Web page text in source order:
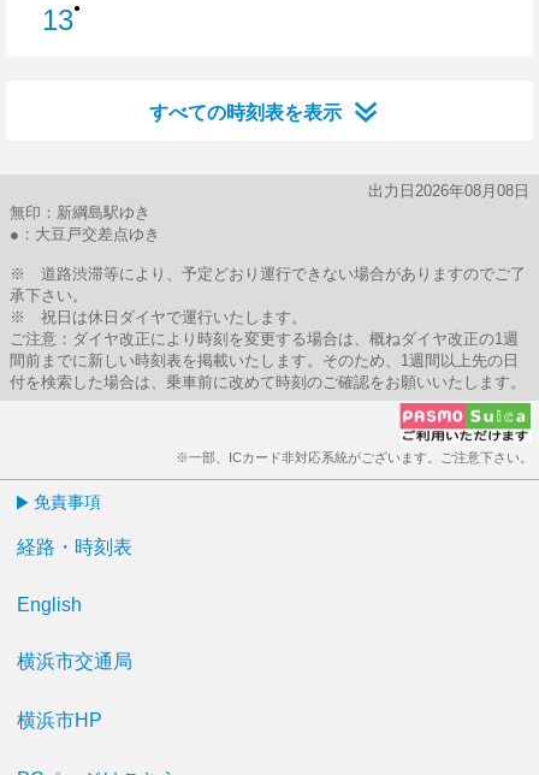
13●
すべての時刻表を表示
出力日2026年08月08日
無印：新綱島駅ゆき
●：大豆戸交差点ゆき
※ 道路渋滞等により、予定どおり運行できない場合がありますのでご了
承下さい。
※ 祝日は休日ダイヤで運行いたします。
ご注意：ダイヤ改正により時刻を変更する場合は、概ねダイヤ改正の1週
間前までに新しい時刻表を掲載いたします。そのため、1週間以上先の日
付を検索した場合は、乗車前に改めて時刻のご確認をお願いいたします。
※一部、ICカード非対応系統がございます。ご注意下さい。
免責事項
経路・時刻表
English
横浜市交通局
横浜市HP